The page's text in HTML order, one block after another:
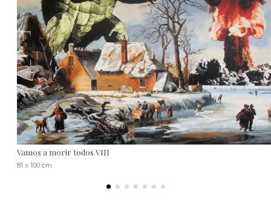
Vamos a morir todos VIII
81 x 100 cm